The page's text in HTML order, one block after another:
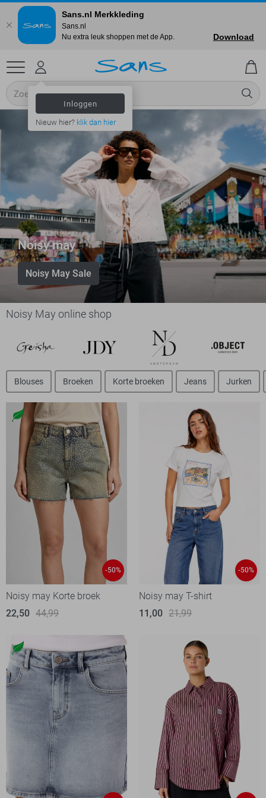
Inloggen
Nieuw hier? klik dan hier
Noisy may
Noisy May Sale
Noisy May online shop
Blouses Broeken Korte broeken Jeans Jurken
-50%
Noisy may Korte broek
22,50 44,99
-50%
Noisy may T-shirt
11,00 21,99
Sans.nl Merkkleding
Sans.nl
Nu extra leuk shoppen met de App.
Download